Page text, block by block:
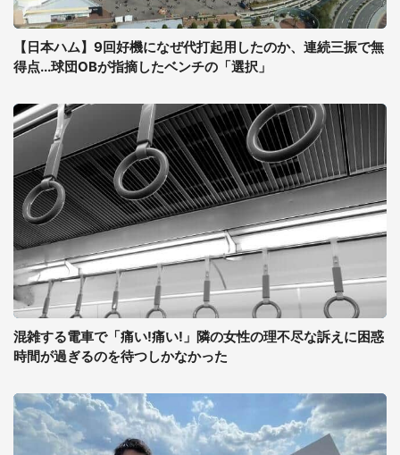
【日本ハム】9回好機になぜ代打起用したのか、連続三振で無
得点...球団OBが指摘したベンチの「選択」
混雑する電車で「痛い!痛い!」隣の女性の理不尽な訴えに困惑
時間が過ぎるのを待つしかなかった